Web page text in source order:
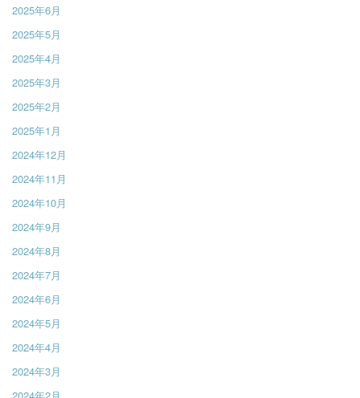
2025年6月
2025年5月
2025年4月
2025年3月
2025年2月
2025年1月
2024年12月
2024年11月
2024年10月
2024年9月
2024年8月
2024年7月
2024年6月
2024年5月
2024年4月
2024年3月
2024年2月